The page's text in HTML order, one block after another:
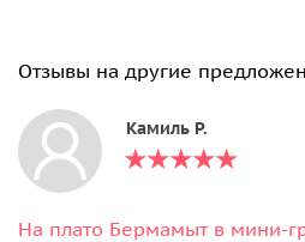
Отзывы на другие
Камиль Р.